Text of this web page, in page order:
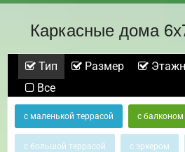
Каркасные дома
Тип Размер
Все
с маленькой террасой с балконом
с большой террасой с эркером